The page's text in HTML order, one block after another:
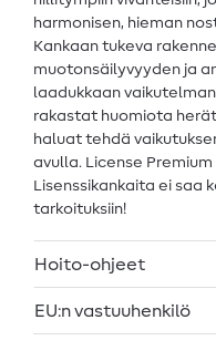
harmonisen, hieman
Kankaan tukeva
muotonsäilyvyyden ja
laadukkaan
rakastat huomiota
haluat tehdä
avulla. License
Lisenssikankaita ei saa
tarkoituksiin!
Hoito-ohjeet
EU:n vastuuhenkilö